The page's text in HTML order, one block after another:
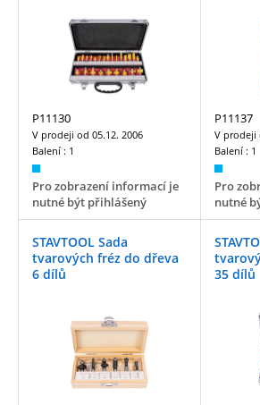
P11130
V prodeji od 05.12. 2006
Balení : 1
Pro zobrazení informací je
nutné být přihlášený
P11137
V prodeji
Balení : 1
Pro
nutné
STAVTOOL Sada
tvarových fréz do dřeva
6 dílů
35 dílů